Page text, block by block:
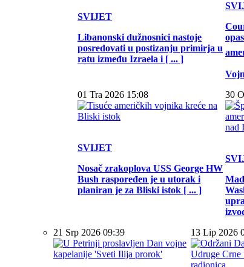
SVIJET
Libanonski dužnosnici nastoje
posredovati u postizanju primirja u
ratu između Izraela i [ ... ]
01 Tra 2026 15:08
SVIJET
Nosač zrakoplova USS George HW
Bush raspoređen je u utorak i
planiran je za Bliski istok [ ... ]
30
21 Srp 2026 09:39 13 Lip 2026